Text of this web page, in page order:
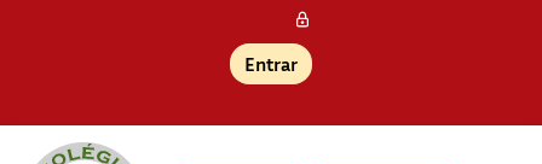
Entrar